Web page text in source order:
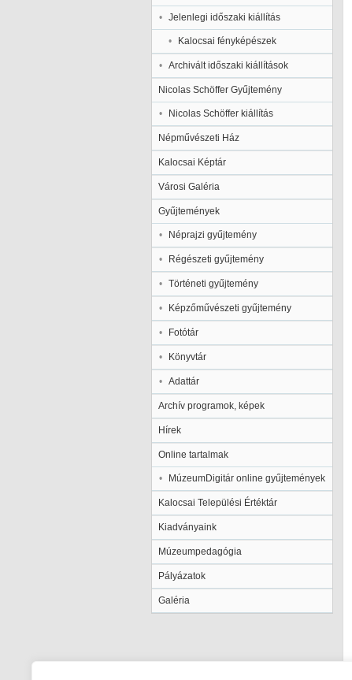
Jelenlegi időszaki kiállítás
Kalocsai fényképészek
Archivált időszaki kiállítások
Nicolas Schöffer Gyűjtemény
Nicolas Schöffer kiállítás
Népművészeti Ház
Kalocsai Képtár
Városi Galéria
Gyűjtemények
Néprajzi gyűjtemény
Régészeti gyűjtemény
Történeti gyűjtemény
Képzőművészeti gyűjtemény
Fotótár
Könyvtár
Adattár
Archív programok, képek
Hírek
Online tartalmak
MúzeumDigitár online gyűjtemények
Kalocsai Települési Értéktár
Kiadványaink
Múzeumpedagógia
Pályázatok
Galéria